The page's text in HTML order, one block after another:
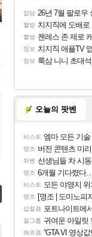
잡담 26년 7월 팔로우 상승
짤방 치지직에 도배로 서비스
짤방 젠레스 존 제로 캐릭
정보 치지직 애플TV
정보 룩삼 니니 초대
오늘의 팟벤
비스트 엠마 모든 기
명조 버전 콘텐츠 미리 보기 | 3.6 버전 「신기루 속 등불 그림자,
차벤 선생님들 차 시동 끌
명조 6개월 기다렸다… 드디어 도
비스트 모든 야영지 위치 공략
명조 [명조 | 도미노피
섭컬겜 포트나이트에서 명일방주
걸그룹 귀여운 아일릿
해외겜 “GTA VI 영상값만 1,000억